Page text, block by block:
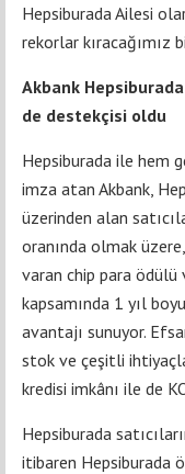
Hepsiburada Ailesi
rekorlar kıracağımız
Akbank Hepsiburada
de destekçisi oldu
Hepsiburada ile hem
imza atan Akbank,
üzerinden alan
oranında olmak
varan chip para ödülü
kapsamında 1 yıl
avantajı sunuyor.
stok ve çeşitli
kredisi imkânı ile de
Hepsiburada
itibaren Hepsiburada